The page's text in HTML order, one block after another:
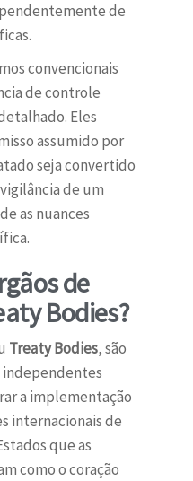
de
convencionais
de controle
Eles
assumido por
seja convertido
de um
as nuances
de
Bodies?
Treaty Bodies, são
a implementação
internacionais de
que as
como o coração